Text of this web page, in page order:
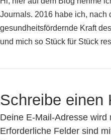
Journals. 2016 habe ich, nach
gesundheitsfördernde Kraft
und mich so Stück für Stück
Schreibe einen
Deine E-Mail-Adresse wird
Erforderliche Felder sind